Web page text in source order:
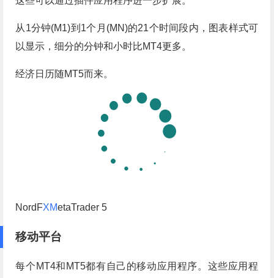
从1分钟(M1)到1个月(MN)的21个时间段内，图表样式可
以显示，细分的分钟和小时比MT4更多。
经济日历随MT5而来。
NordFXMetaTrader 5
移动平台
每个MT4和MT5都有自己的移动应用程序。这些应用程